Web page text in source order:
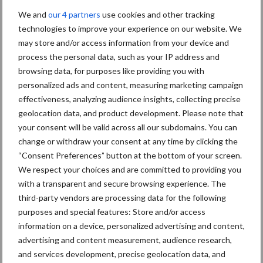
We and our 4 partners use cookies and other tracking
technologies to improve your experience on our website. We
may store and/or access information from your device and
process the personal data, such as your IP address and
browsing data, for purposes like providing you with
personalized ads and content, measuring marketing campaign
effectiveness, analyzing audience insights, collecting precise
geolocation data, and product development. Please note that
your consent will be valid across all our subdomains. You can
change or withdraw your consent at any time by clicking the
“Consent Preferences” button at the bottom of your screen.
We respect your choices and are committed to providing you
with a transparent and secure browsing experience. The
third-party vendors are processing data for the following
purposes and special features: Store and/or access
information on a device, personalized advertising and content,
advertising and content measurement, audience research,
and services development, precise geolocation data, and
Totaal kiemgetal E. coli
15-11-2019 (voor
Watter)
18.000 kve/ml 31.0
00 kve.ml
1 kve/ml 3 kve.ml
12-12-2019 (na 1
maand)
<100 kve/ml <100 k
ve/ml
0 kve/ml 0 kve/ml
Zelf proberen?
Net als de gebroeders Leijenaar zekerheid over de kwaliteit van
proef gedurende zes maanden! Bekijk
onze website
informatie of voor verhalen van andere melkveehouders.
Aanbevolen voor jou!